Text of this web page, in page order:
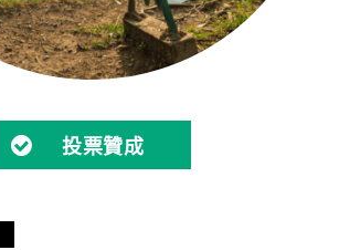
投票贊成